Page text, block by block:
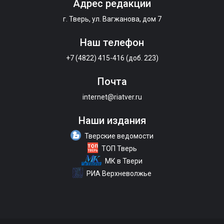
Адрес редакции
г. Тверь, ул. Вагжанова, дом 7
Наш телефон
+7 (4822) 415-416 (доб. 223)
Почта
internet@riatver.ru
Наши издания
Тверские ведомости
ТОП Тверь
МК в Твери
РИА Верхневолжье